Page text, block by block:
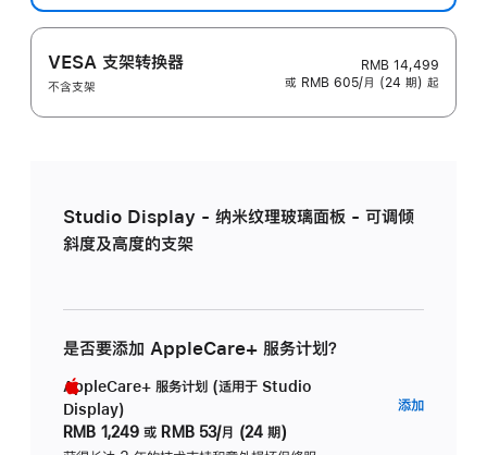
VESA 支架转换器
不含支架
RMB 14,499
或 RMB 605/月 (24 期) 起
Studio Display - 纳米纹理玻璃面板 - 可调倾
斜度及高度的支架
是否要添加 AppleCare+ 服务计划？
AppleCare+ 服务计划 (适用于 Studio
Display)
RMB 1,249 或 RMB 53/月 (24 期)
添加